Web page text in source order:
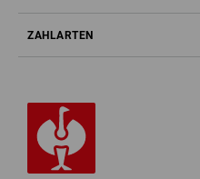
ZAHLARTEN